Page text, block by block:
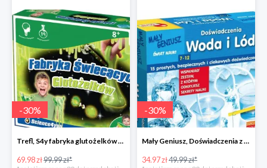
-30%
Trefl, S4y fabryka glutożelków głów duża
69.98 zł99.99 zł*
-30%
Mały Geniusz, Doświadczenia z wodą i lodem
34.97 zł49.99 zł*